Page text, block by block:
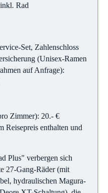
Rad
Set, Zahlenschloss
(Unisex-Ramen
auf Anfrage):
Zimmer): 20.- €
Reisepreis enthalten und
Plus" verbergen sich
27-Gang-Räder (mit
hydraulischen Magura-